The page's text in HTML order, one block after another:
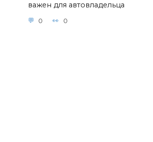
важен для автовладельца
0 0